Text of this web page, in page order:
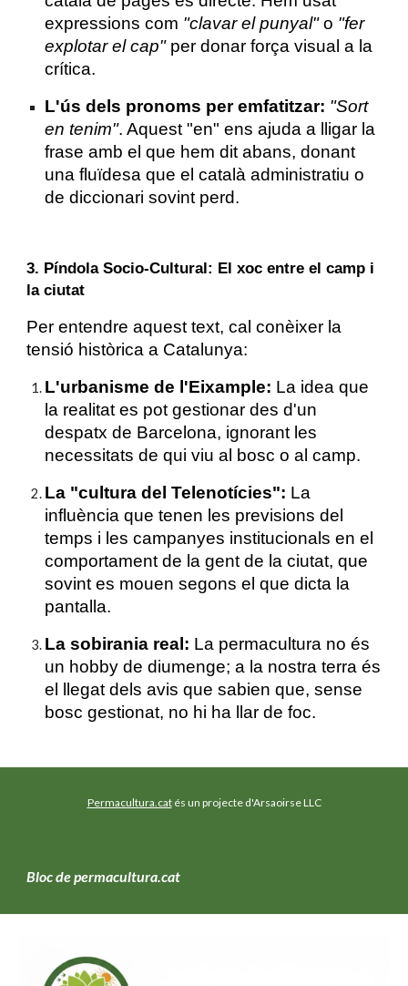
expressions com "clavar el punyal"o "fer
explotar el cap"per donar força visual a la
crítica.
L'ús dels pronoms per emfatitzar: "Sort
en tenim". Aquest "en" ens ajuda a lligar la
frase amb el que hem dit abans, donant
una fluïdesa que el català administratiu o
de diccionari sovint perd.
3. Píndola Socio-Cultural: El xoc entre el camp i
la ciutat
Per entendre aquest text, cal conèixer la
tensió històrica a Catalunya:
L'urbanisme de l'Eixample: La idea que
la realitat es pot gestionar des d'un
despatx de Barcelona, ignorant les
necessitats de qui viu al bosc o al camp.
La "cultura del Telenotícies": La
influència que tenen les previsions del
temps i les campanyes institucionals en el
comportament de la gent de la ciutat, que
sovint es mouen segons el que dicta la
pantalla.
La sobirania real: La permacultura no és
un hobby de diumenge; a la nostra terra és
el llegat dels avis que sabien que, sense
bosc gestionat, no hi ha llar de foc.
Permacultura.catés un projecte d'Arsaoirse LLC
Bloc de permacultura.cat